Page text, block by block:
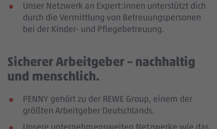
Unser Netzwerk an Expert:innen unterstützt dich
durch die Vermittlung von Betreuungspersonen
bei der Kinder- und Pflegebetreuung.
Sicherer Arbeitgeber – nachhaltig
und menschlich.
PENNY gehört zu der REWE Group, einem der
größten Arbeitgeber Deutschlands.